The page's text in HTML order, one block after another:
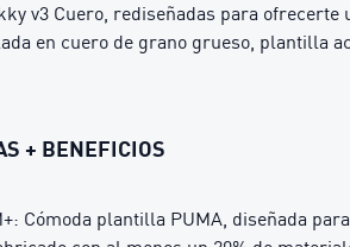
v3 Cuero, rediseñadas para
en cuero de grano grueso, plantilla
+ BENEFICIOS
Cómoda plantilla PUMA, diseñada